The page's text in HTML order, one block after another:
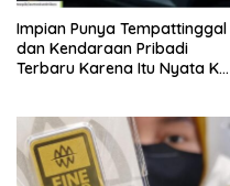
Impian Punya Tempattinggal
dan Kendaraan Pribadi
Terbaru Karena Itu Nyata Ke